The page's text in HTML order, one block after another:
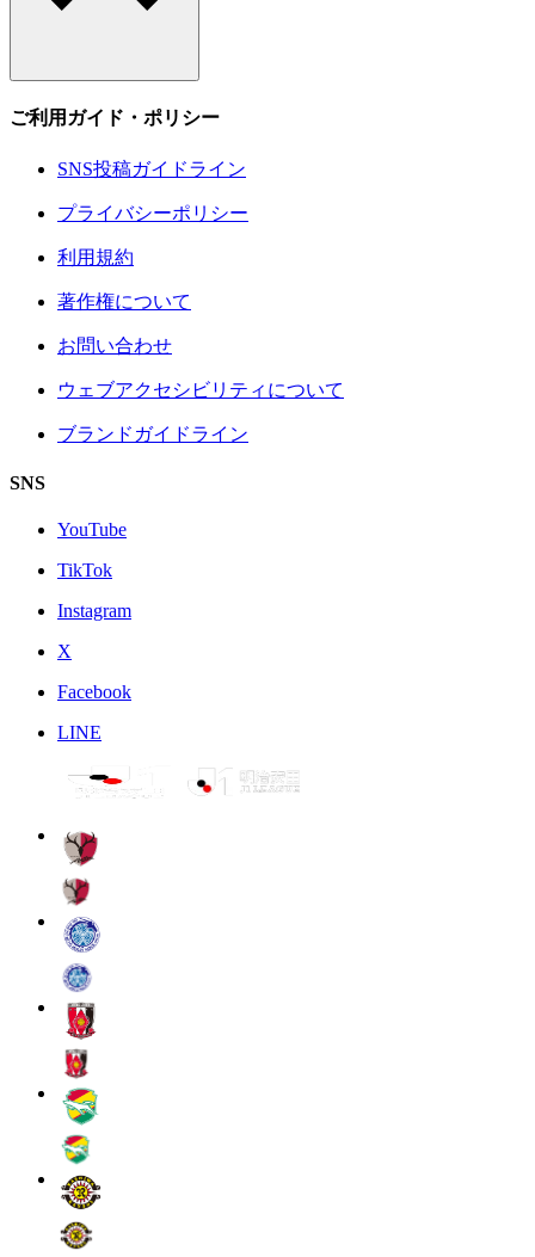
ご利用ガイド・ポリシー
SNS投稿ガイドライン
プライバシーポリシー
利用規約
著作権について
お問い合わせ
ウェブアクセシビリティについて
ブランドガイドライン
SNS
YouTube
TikTok
Instagram
X
Facebook
LINE